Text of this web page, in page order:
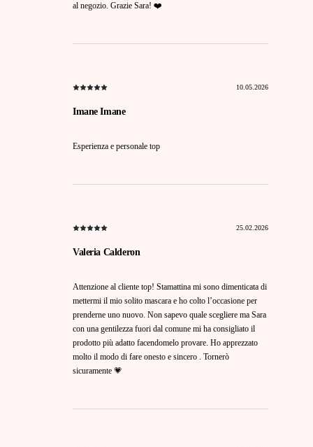
al negozio. Grazie Sara! ❤️
10.05.2026
Imane Imane
Esperienza e personale top
25.02.2026
Valeria Calderon
Attenzione al cliente top! Stamattina mi sono dimenticata di
mettermi il mio solito mascara e ho colto l’occasione per
prenderne uno nuovo. Non sapevo quale scegliere ma Sara
con una gentilezza fuori dal comune mi ha consigliato il
prodotto più adatto facendomelo provare. Ho apprezzato
molto il modo di fare onesto e sincero . Tornerò
sicuramente 💗